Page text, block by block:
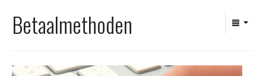
Domeinnaam registreren
Betaalmethoden